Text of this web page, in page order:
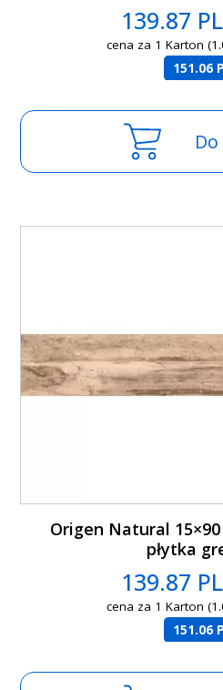
139.87
cena za 1 Karton
151.06
Origen Natural
płytka
139.87
cena za 1 Karton
151.06